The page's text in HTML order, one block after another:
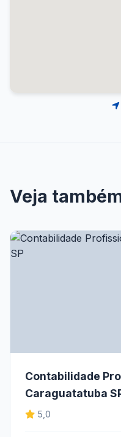
Veja
Contabilidade
Caraguatatuba
5,0